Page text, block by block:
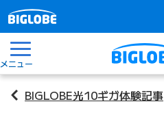
メニュー
BIGLOBE光10ギガ体験記事